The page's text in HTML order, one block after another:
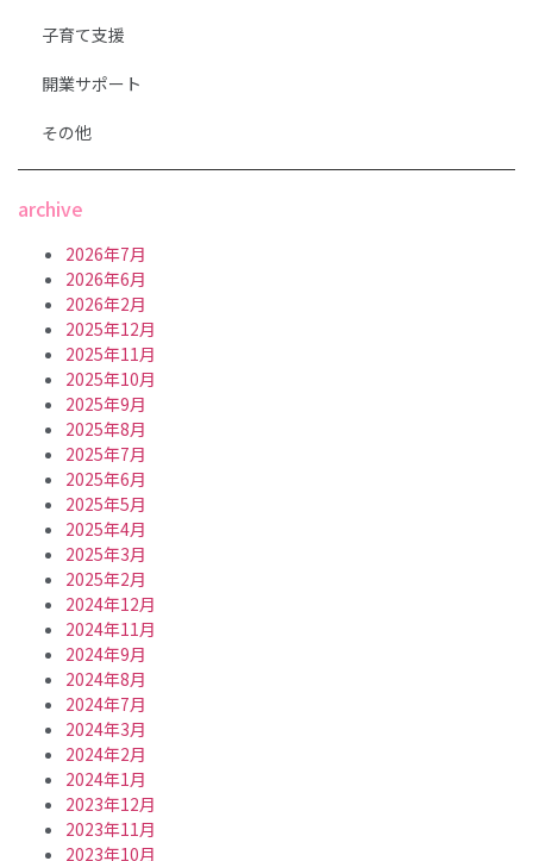
子育て支援
開業サポート
その他
archive
2026年7月
2026年6月
2026年2月
2025年12月
2025年11月
2025年10月
2025年9月
2025年8月
2025年7月
2025年6月
2025年5月
2025年4月
2025年3月
2025年2月
2024年12月
2024年11月
2024年9月
2024年8月
2024年7月
2024年3月
2024年2月
2024年1月
2023年12月
2023年11月
2023年10月